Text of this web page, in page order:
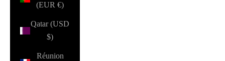
(EUR €)
Qatar (USD
$)
Réunion